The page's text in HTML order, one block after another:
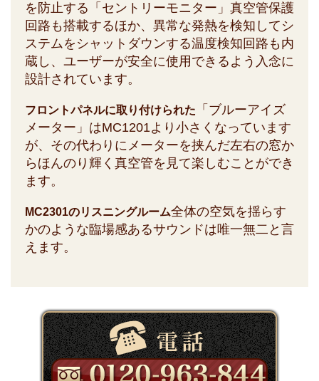
を防止する「セントリーモニター」真空管保護
回路も搭載するほか、異常な発熱を検知してシ
ステムをシャットダウンする温度検知回路も内
蔵し、ユーザーが安全に使用できるよう入念に
設計されています。
フロントパネルに取り付けられた
「ブルーアイズ
メーター」はMC1201より小さくなっています
が、その代わりにメーターを挟んだ左右の窓か
らほんのり輝く真空管を見て楽しむことができ
ます。
MC2301のリスニングルーム全体の空気を揺らす
かのような臨場感あるサウンドは唯一無二と言
えます。